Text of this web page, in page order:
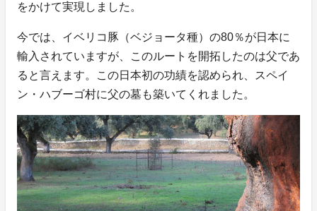
をかけて実現しました。
今では、イベリコ豚（ベジョータ種）の80％が日本に
輸入されていますが、このルートを開拓したのは父であ
ると言えます。この日本初の功績を認められ、スペイ
ン・ハブーゴ村に父の墓も築いてくれました。